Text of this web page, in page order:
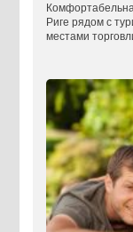
Риге рядом с
местами